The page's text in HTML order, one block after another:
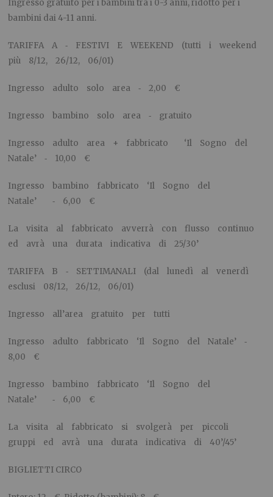
Ingresso gratuito per i bambini tra i 0-3 anni, ridotto per i
bambini dai 4-11 anni.
TARIFFA A ‐ FESTIVI E WEEKEND (tutti i weekend
più 8/12, 26/12, 06/01)
Ingresso adulto solo area ‐ 2,00 €
Ingresso bambino solo area ‐ gratuito
Ingresso adulto area + fabbricato ‘Il Sogno del
Natale’ ‐ 10,00 €
Ingresso bambino fabbricato ‘Il Sogno del
Natale’ ‐ 6,00 €
La visita al fabbricato avverrà con flusso continuo
ed avrà una durata indicativa di 25/30’
TARIFFA B ‐ SETTIMANALI (dal lunedì al venerdì
esclusi 08/12, 26/12, 06/01)
Ingresso all’area gratuito per tutti
Ingresso adulto fabbricato ‘Il Sogno del Natale’ ‐
8,00 €
Ingresso bambino fabbricato ‘Il Sogno del
Natale’ ‐ 6,00 €
La visita al fabbricato si svolgerà per piccoli
gruppi ed avrà una durata indicativa di 40’/45’
​BIGLIETTI CIRCO